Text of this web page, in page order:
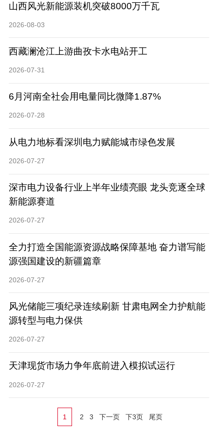
山西风光新能源装机突破8000万千瓦
2026-08-03
西藏澜沧江上游曲孜卡水电站开工
2026-07-31
6月河南全社会用电量同比微降1.87%
2026-07-28
从电力地标看深圳电力赋能城市绿色发展
2026-07-27
深市电力设备行业上半年业绩亮眼 龙头竞逐全球
新能源赛道
2026-07-27
全力打造全国能源资源战略保障基地 奋力谱写能
源强国建设的新疆篇章
2026-07-27
风光储能三项纪录连续刷新 甘肃电网全力护航能
源转型与电力保供
2026-07-27
天津现货市场力争年底前进入模拟试运行
2026-07-27
1 2 3 下一页 下3页 尾页